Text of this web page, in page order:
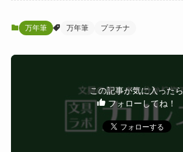
万年筆 万年筆 プラチナ
この記事が気に入ったら
フォローしてね！